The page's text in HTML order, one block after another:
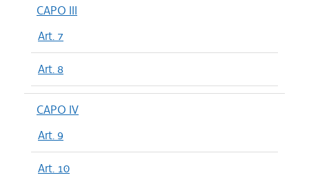
CAPO III
Art. 7
Art. 8
CAPO IV
Art. 9
Art. 10